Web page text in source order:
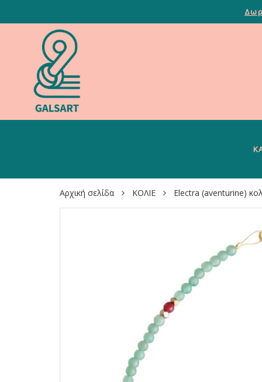
Αρχική σελίδα ΚΟΛΙΕ Electra (aventurine)